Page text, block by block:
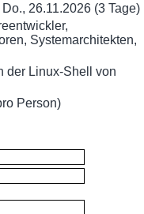
26.11.2026 (3 Tage)
Systemarchitekten,
der Linux-Shell von
Person)